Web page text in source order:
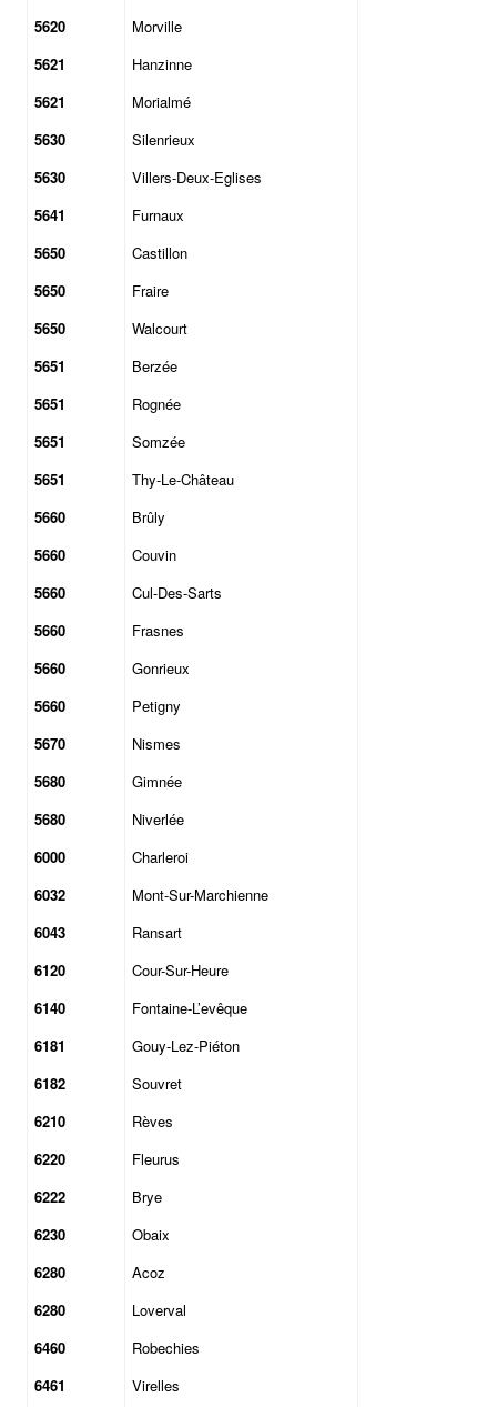
5620
Morville
5621
Hanzinne
5621
Morialmé
5630
Silenrieux
5630
Villers-Deux-Eglises
5641
Furnaux
5650
Castillon
5650
Fraire
5650
Walcourt
5651
Berzée
5651
Rognée
5651
Somzée
5651
Thy-Le-Château
5660
Brûly
5660
Couvin
5660
Cul-Des-Sarts
5660
Frasnes
5660
Gonrieux
5660
Petigny
5670
Nismes
5680
Gimnée
5680
Niverlée
6000
Charleroi
6032
Mont-Sur-Marchienne
6043
Ransart
6120
Cour-Sur-Heure
6140
Fontaine-L’evêque
6181
Gouy-Lez-Piéton
6182
Souvret
6210
Rèves
6220
Fleurus
6222
Brye
6230
Obaix
6280
Acoz
6280
Loverval
6460
Robechies
6461
Virelles